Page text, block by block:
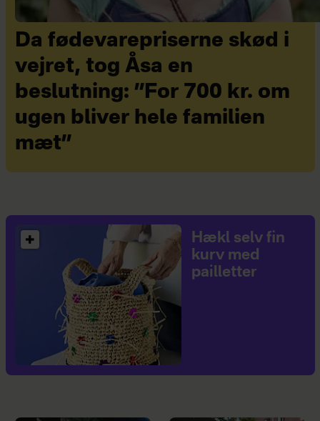
Da fødevarepriserne skød i
vejret, tog Åsa en
beslutning: ”For 700 kr. om
ugen bliver hele familien
mæt”
Hækl selv fin
kurv med
pailletter